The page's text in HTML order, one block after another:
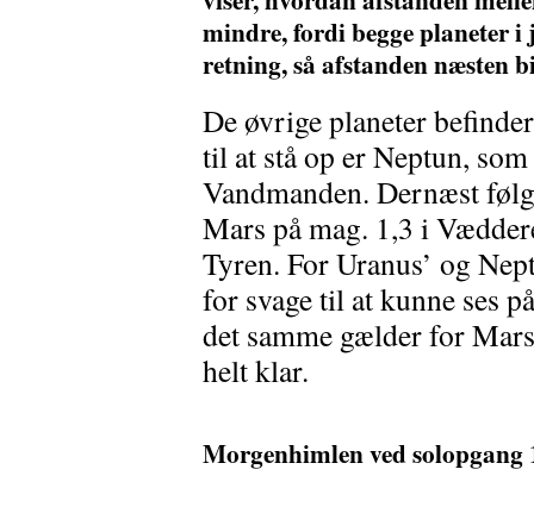
mindre, fordi begge planeter i
retning, så afstanden næsten
De øvrige planeter
til at stå op er Neptun,
Vandmanden. Dernæst
Mars på mag. 1,3 i
Tyren. For Uranus’ og
for svage til at kunne ses
det samme gælder for
helt klar.
Morgenhimlen ved